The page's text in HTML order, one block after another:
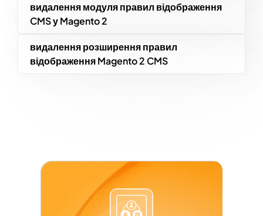
видалення модуля правил відображення
CMS у Magento 2
видалення розширення правил
відображення Magento 2 CMS